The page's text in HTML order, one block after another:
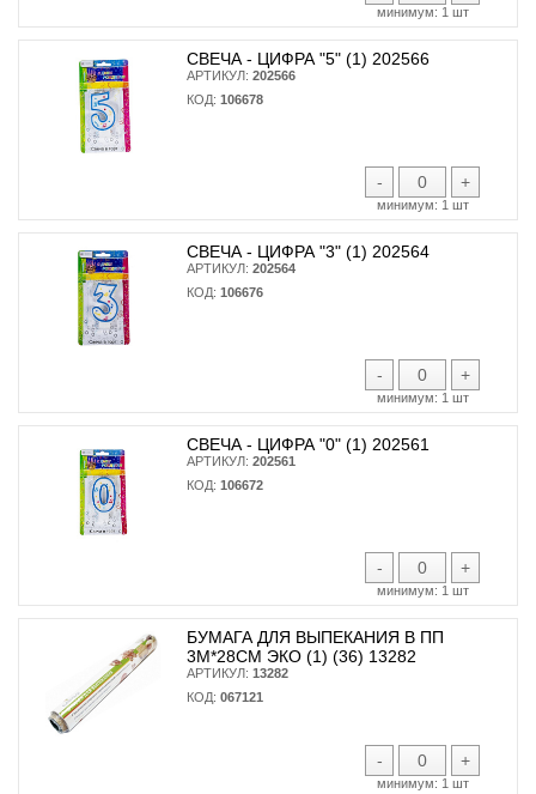
минимум: 1 шт
СВЕЧА - ЦИФРА "5" (1) 202566
АРТИКУЛ: 202566
КОД: 106678
- +
минимум: 1 шт
СВЕЧА - ЦИФРА "3" (1) 202564
АРТИКУЛ: 202564
КОД: 106676
- +
минимум: 1 шт
СВЕЧА - ЦИФРА "0" (1) 202561
АРТИКУЛ: 202561
КОД: 106672
- +
минимум: 1 шт
БУМАГА ДЛЯ ВЫПЕКАНИЯ В ПП
3М*28СМ ЭКО (1) (36) 13282
АРТИКУЛ: 13282
КОД: 067121
- +
минимум: 1 шт